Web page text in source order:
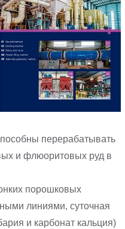
перерабатывать
и флюоритовых руд в
порошковых
линиями, суточная
и карбонат кальция)